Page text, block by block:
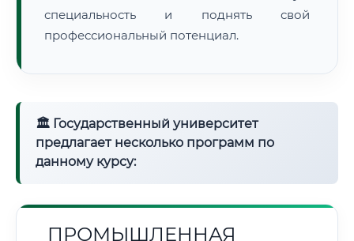
специальность и поднять свой
профессиональный потенциал.
🏛 Государственный университет
предлагает несколько программ по
данному курсу:
ПРОМЫШЛЕННАЯ